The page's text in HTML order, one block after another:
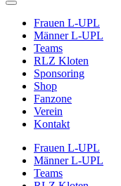
Frauen L-UPL
Männer L-UPL
Teams
RLZ Kloten
Sponsoring
Shop
Fanzone
Verein
Kontakt
Frauen L-UPL
Männer L-UPL
Teams